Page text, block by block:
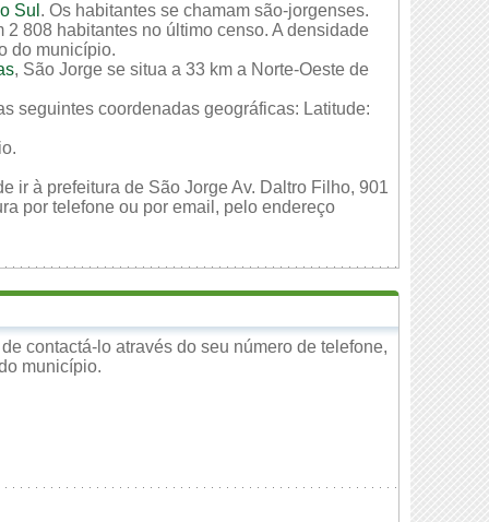
Sul . Os habitantes se chamam são-jorgenses.
2 808 habitantes no último censo. A densidade
do município.
, São Jorge se situa a 33 km a Norte-Oeste de
seguintes coordenadas geográficas: Latitude:
ir à prefeitura de São Jorge Av. Daltro Filho, 901
por telefone ou por email, pelo endereço
contactá-lo através do seu número de telefone,
município.